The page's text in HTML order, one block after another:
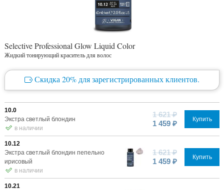
Selective Professional Glow Liquid Color
Жидкий тонирующий краситель для волос
Скидка 20% для зарегистрированных клиентов.
10.0
Экстра светлый блондин
в наличии
1 621 ₽
1 459 ₽
Купить
10.12
Экстра светлый блондин пепельно
ирисовый
в наличии
1 621 ₽
1 459 ₽
Купить
10.21